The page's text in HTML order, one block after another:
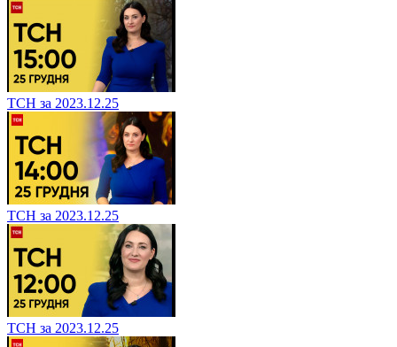
ТСН за 2023.12.25
ТСН за 2023.12.25
ТСН за 2023.12.25